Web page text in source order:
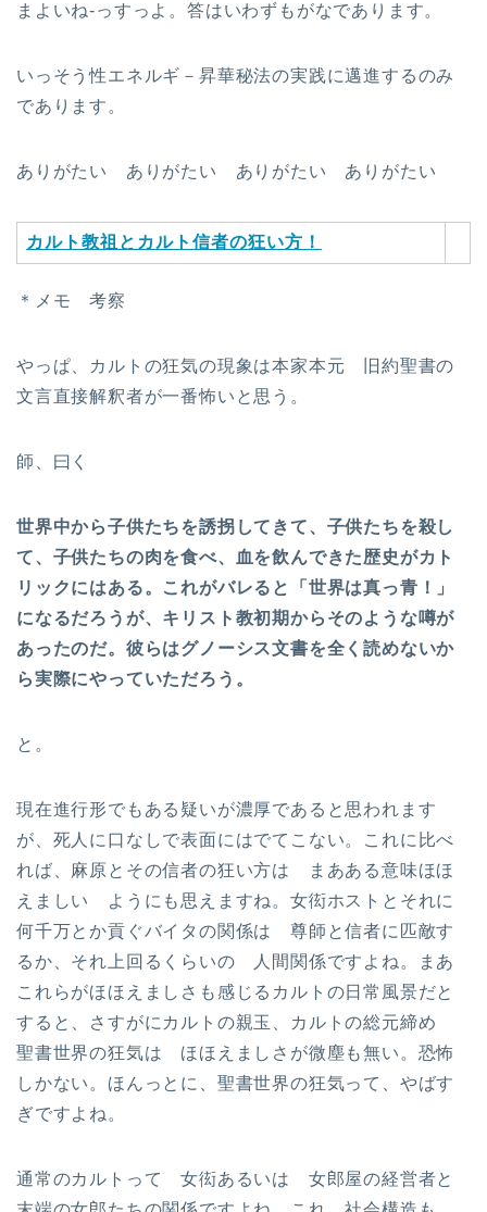
まよいね-っすっよ。答はいわずもがなであります。
いっそう性エネルギ－昇華秘法の実践に邁進するのみ
であります。
ありがたい ありがたい ありがたい ありがたい
カルト教祖とカルト信者の狂い方！
＊メモ 考察
やっぱ、カルトの狂気の現象は本家本元 旧約聖書の
文言直接解釈者が一番怖いと思う。
師、曰く
世界中から子供たちを誘拐してきて、子供たちを殺し
て、子供たちの肉を食べ、血を飲んできた歴史がカト
リックにはある。これがバレると「世界は真っ青！」
になるだろうが、キリスト教初期からそのような噂が
あったのだ。彼らはグノーシス文書を全く読めないか
ら実際にやっていただろう。
と。
現在進行形でもある疑いが濃厚であると思われます
が、死人に口なしで表面にはでてこない。これに比べ
れば、麻原とその信者の狂い方は まあある意味ほほ
えましい ようにも思えますね。女衒ホストとそれに
何千万とか貢ぐバイタの関係は 尊師と信者に匹敵す
るか、それ上回るくらいの 人間関係ですよね。まあ
これらがほほえましさも感じるカルトの日常風景だと
すると、さすがにカルトの親玉、カルトの総元締め
聖書世界の狂気は ほほえましさが微塵も無い。恐怖
しかない。ほんっとに、聖書世界の狂気って、やばす
ぎですよね。
通常のカルトって 女衒あるいは 女郎屋の経営者と